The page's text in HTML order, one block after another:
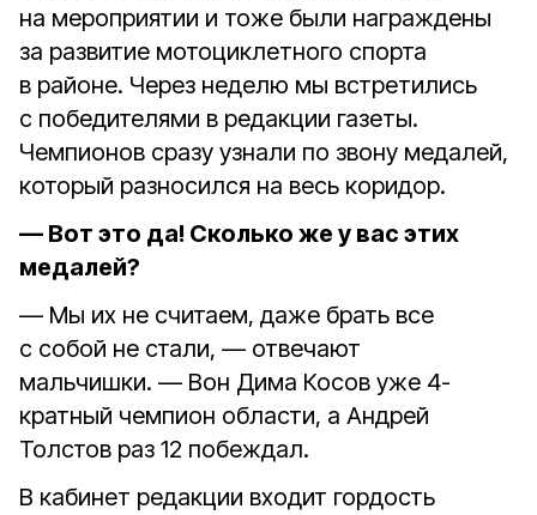
на мероприятии и тоже были награждены
за развитие мотоциклетного спорта
в районе. Через неделю мы встретились
с победителями в редакции газеты.
Чемпионов сразу узнали по звону медалей,
который разносился на весь коридор.
— Вот это да! Сколько же у вас этих
медалей?
— Мы их не считаем, даже брать все
с собой не стали, — отвечают
мальчишки. — Вон Дима Косов уже 4-
кратный чемпион области, а Андрей
Толстов раз 12 побеждал.
В кабинет редакции входит гордость